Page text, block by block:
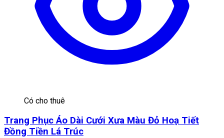
Có cho thuê
Trang Phục Áo Dài Cưới Xưa Màu Đỏ Hoạ Tiết
Đồng Tiền Lá Trúc